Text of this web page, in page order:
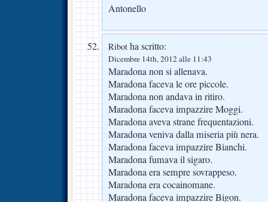
Antonello
Ribot ha scritto:
Dicembre 14th, 2012 alle 11:43
Maradona non si allenava.
Maradona faceva le ore piccole.
Maradona non andava in ritiro.
Maradona faceva impazzire Moggi.
Maradona aveva strane frequentazioni.
Maradona veniva dalla miseria più nera.
Maradona faceva impazzire Bianchi.
Maradona fumava il sigaro.
Maradona era sempre sovrappeso.
Maradona era cocainomane.
Maradona faceva impazzire Bigon.